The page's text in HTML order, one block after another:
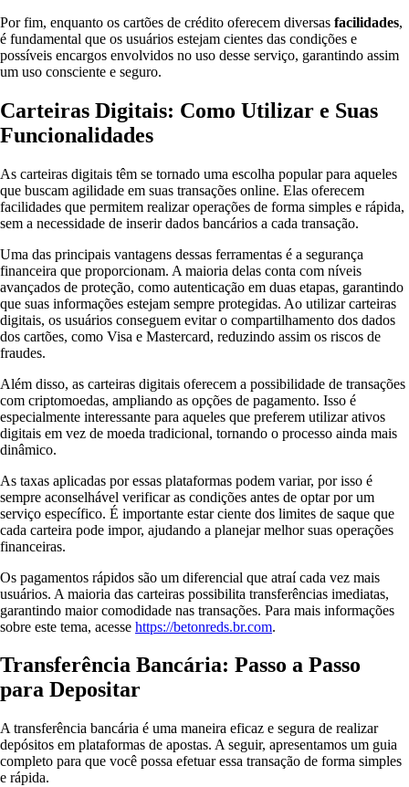
Por fim, enquanto os cartões de crédito oferecem diversas facilidades,
é fundamental que os usuários estejam cientes das condições e
possíveis encargos envolvidos no uso desse serviço, garantindo assim
um uso consciente e seguro.
Carteiras Digitais: Como Utilizar e Suas
Funcionalidades
As carteiras digitais têm se tornado uma escolha popular para aqueles
que buscam agilidade em suas transações online. Elas oferecem
facilidades que permitem realizar operações de forma simples e rápida,
sem a necessidade de inserir dados bancários a cada transação.
Uma das principais vantagens dessas ferramentas é a segurança
financeira que proporcionam. A maioria delas conta com níveis
avançados de proteção, como autenticação em duas etapas, garantindo
que suas informações estejam sempre protegidas. Ao utilizar carteiras
digitais, os usuários conseguem evitar o compartilhamento dos dados
dos cartões, como Visa e Mastercard, reduzindo assim os riscos de
fraudes.
Além disso, as carteiras digitais oferecem a possibilidade de transações
com criptomoedas, ampliando as opções de pagamento. Isso é
especialmente interessante para aqueles que preferem utilizar ativos
digitais em vez de moeda tradicional, tornando o processo ainda mais
dinâmico.
As taxas aplicadas por essas plataformas podem variar, por isso é
sempre aconselhável verificar as condições antes de optar por um
serviço específico. É importante estar ciente dos limites de saque que
cada carteira pode impor, ajudando a planejar melhor suas operações
financeiras.
Os pagamentos rápidos são um diferencial que atraí cada vez mais
usuários. A maioria das carteiras possibilita transferências imediatas,
garantindo maior comodidade nas transações. Para mais informações
sobre este tema, acesse https://betonreds.br.com.
Transferência Bancária: Passo a Passo
para Depositar
A transferência bancária é uma maneira eficaz e segura de realizar
depósitos em plataformas de apostas. A seguir, apresentamos um guia
completo para que você possa efetuar essa transação de forma simples
e rápida.